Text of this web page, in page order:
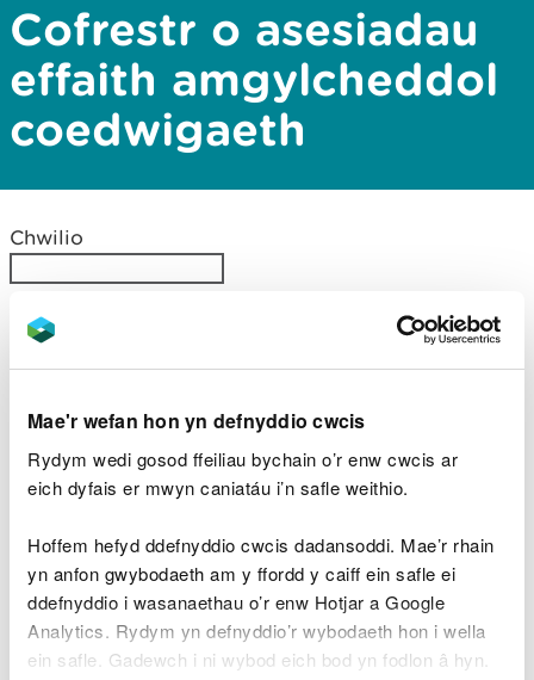
Mae'r wefan hon yn defnyddio cwcis
Rydym wedi gosod ffeiliau bychain o’r enw cwcis ar
eich dyfais er mwyn caniatáu i’n safle weithio.
Hoffem hefyd ddefnyddio cwcis dadansoddi. Mae’r rhain
yn anfon gwybodaeth am y ffordd y caiff ein safle ei
ddefnyddio i wasanaethau o’r enw Hotjar a Google
Analytics. Rydym yn defnyddio’r wybodaeth hon i wella
ein safle. Gadewch i ni wybod eich bod yn fodlon â hyn.
Cofrestr o asesiadau
effaith amgylcheddol
coedwigaeth
Chwilio
26-27 EIA3 Coedwigo
26-27 EIA1
26-27 EIA14 Coedwigo
26-27 EIA14 Datgoedwigo